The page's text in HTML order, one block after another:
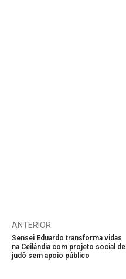
ANTERIOR
Sensei Eduardo transforma vidas
na Ceilândia com projeto social de
judô sem apoio público